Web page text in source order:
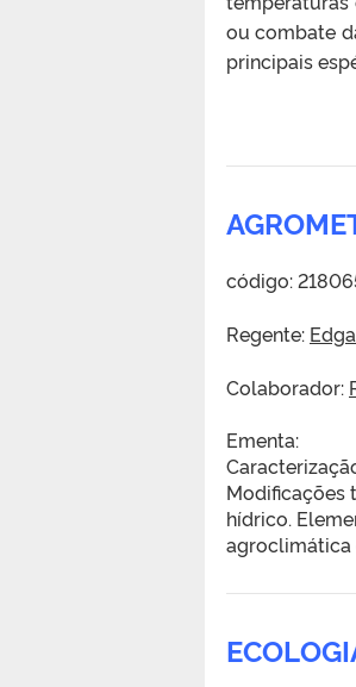
ou combate
principais
código:
Regente:
Colaborador:
Ementa:
Modificações
hídrico.
agroclimática